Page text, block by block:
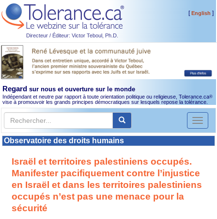
Directeur / Éditeur: Victor Teboul, Ph.D.
[English ]
Regard sur nous et ouverture sur le monde
Indépendant et neutre par rapport à toute orientation politique ou religieuse, Tolerance.ca®
vise à promouvoir les grands principes démocratiques sur lesquels repose la tolérance.
Toggle
Observatoire des droits humains
Israël et territoires palestiniens occupés.
Manifester pacifiquement contre l’injustice
en Israël et dans les territoires palestiniens
occupés n’est pas une menace pour la
sécurité